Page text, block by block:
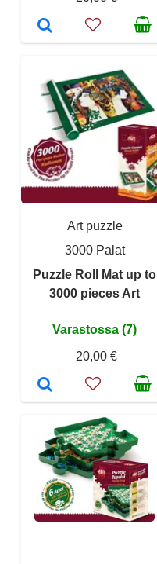
Art puzzle
3000 Palat
Puzzle Roll Mat up to
3000 pieces Art
Varastossa (7)
20,00 €